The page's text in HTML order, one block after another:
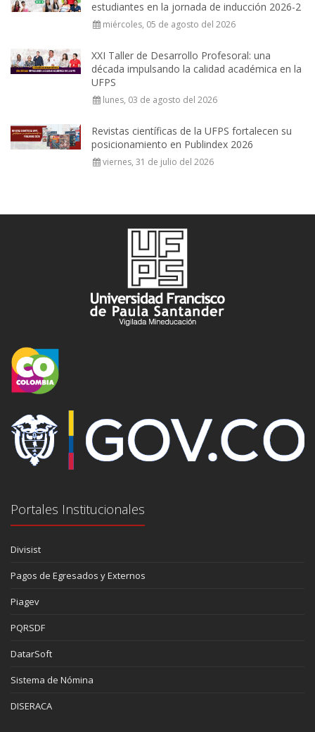
estudiantes en la jornada de inducción 2026-2
miércoles, 05 de agosto del 2026
XXI Taller de Desarrollo Profesoral: una
década impulsando la calidad académica en la
UFPS
lunes, 03 de agosto del 2026
Revistas científicas de la UFPS fortalecen su
posicionamiento en Publindex 2026
viernes, 31 de julio del 2026
Portales Institucionales
Divisist
Pagos de Egresados y Externos
Piagev
PQRSDF
DatarSoft
Sistema de Nómina
DISERACA